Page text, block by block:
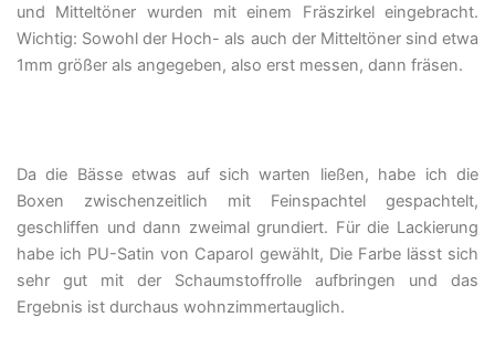
und Mitteltöner wurden mit einem Fräszirkel eingebracht.
Wichtig: Sowohl der Hoch- als auch der Mitteltöner sind etwa
1mm größer als angegeben, also erst messen, dann fräsen.
Da die Bässe etwas auf sich warten ließen, habe ich die
Boxen zwischenzeitlich mit Feinspachtel gespachtelt,
geschliffen und dann zweimal grundiert. Für die Lackierung
habe ich PU-Satin von Caparol gewählt, Die Farbe lässt sich
sehr gut mit der Schaumstoffrolle aufbringen und das
Ergebnis ist durchaus wohnzimmertauglich.